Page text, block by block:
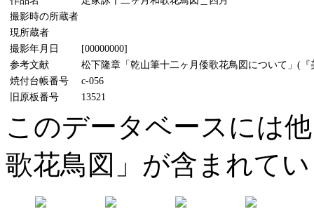
撮影時の所蔵者
現所蔵者
撮影年月日
[00000000]
参考文献
松下隆章「乾山筆十二ヶ月倭歌花鳥図について」(『
焼付台帳番号
c-056
旧原板番号
13521
このデータベースには
歌花鳥図」が含まれて